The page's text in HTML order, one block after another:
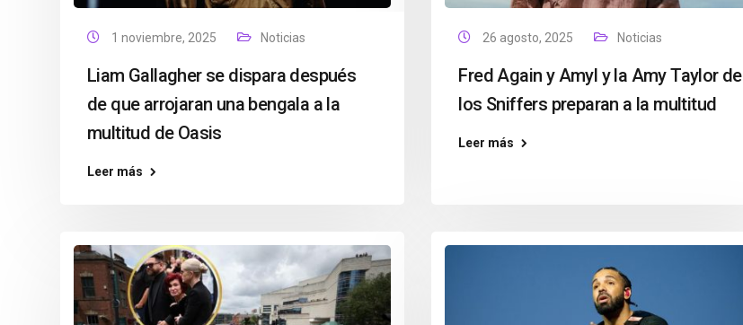
1 noviembre, 2025 Noticias
Liam Gallagher se dispara después
de que arrojaran una bengala a la
multitud de Oasis
Leer más
26 agosto, 2025 Noticias
Fred Again y Amyl y la Amy Taylor de
los Sniffers preparan a la multitud
Leer más